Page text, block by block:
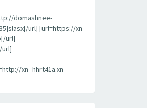
domashnee-
url] [url=https://xn--
url]
xn--hhrt41a.xn--